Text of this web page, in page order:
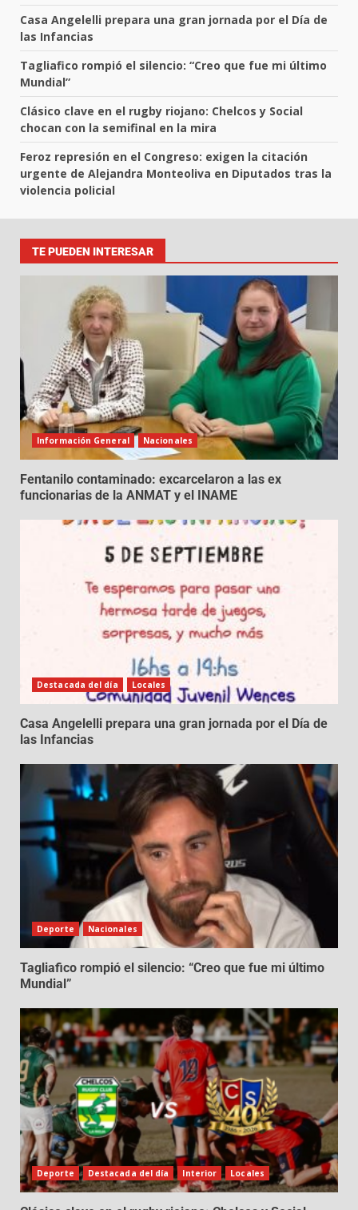
Casa Angelelli prepara una gran jornada por el Día de
las Infancias
Tagliafico rompió el silencio: “Creo que fue mi último
Mundial”
Clásico clave en el rugby riojano: Chelcos y Social
chocan con la semifinal en la mira
Feroz represión en el Congreso: exigen la citación
urgente de Alejandra Monteoliva en Diputados tras la
violencia policial
TE PUEDEN INTERESAR
Información General Nacionales
Fentanilo contaminado: excarcelaron a las ex
funcionarias de la ANMAT y el INAME
Destacada del día Locales
Casa Angelelli prepara una gran jornada por el Día de
las Infancias
Deporte Nacionales
Tagliafico rompió el silencio: “Creo que fue mi último
Mundial”
Deporte Destacada del día Interior Locales